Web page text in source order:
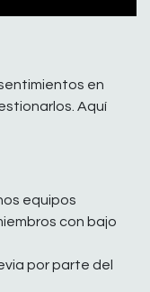
en
Aquí
equipos
con bajo
por parte del